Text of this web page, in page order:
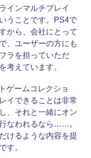
インマルチプレイ
うことです。PS4で
から、会社にとって
、ユーザーの方にも
ラを担っていただ
考えています。
ゲームコレクショ
イできることは非常
、それと一緒にオン
なわれるなら……。
けるような内容を提
す。